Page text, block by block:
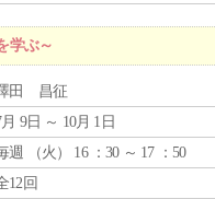
学ぶ～
田 昌征
月 9日 ～ 10月 1日
週 （火 ） 16 ：30 ～ 17 ：50
12回